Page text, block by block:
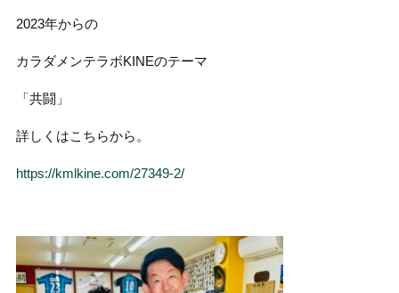
2023年からの
カラダメンテラボKINEのテーマ
「共闘」
詳しくはこちらから。
https://kmlkine.com/27349-2/